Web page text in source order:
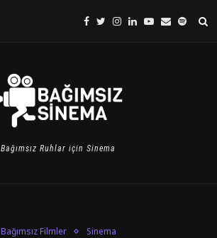
Bağımsız Ruhlar için Sinema
Bağımsız Filmler Sinema